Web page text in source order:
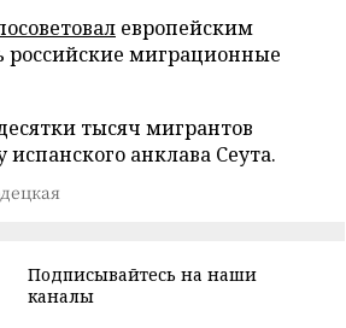
европейским
российские миграционные
тысяч мигрантов
испанского анклава Сеута.
Подписывайтесь на наши
каналы